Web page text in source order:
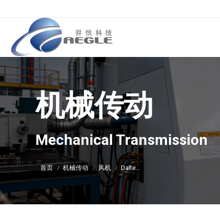
机械传动
Mechanical Transmission
你在这里：
首页 机械传动 风机 Dalte…